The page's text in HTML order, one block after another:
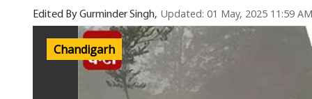
Edited By Gurminder Singh, Updated: 01 May, 2025 11:59 AM
Chandigarh